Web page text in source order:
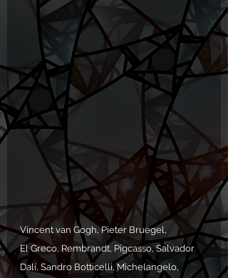
Vincent van Gogh, Pieter Bruegel,
El Greco, Rembrandt, Pigcasso, Salvador
Dalí, Sandro Botticelli, Michelangelo,